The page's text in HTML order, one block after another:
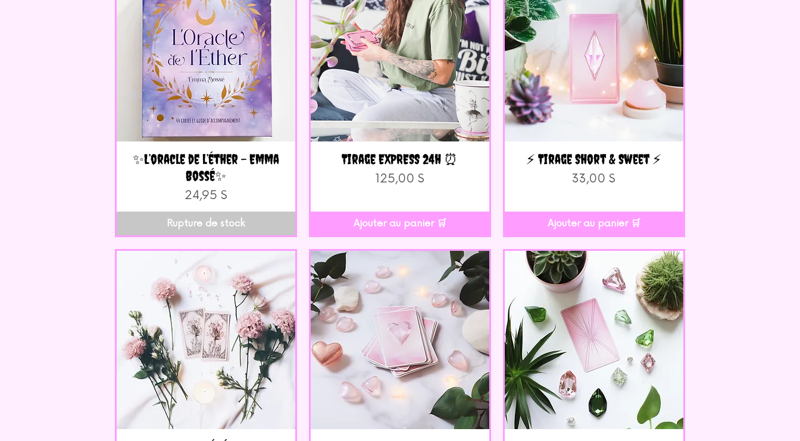
Aperçu rapide
✨L’oracle de l’éther - Emma
Bossé✨
Prix
24,95 $
Rupture de stock
Aperçu rapide
Tirage EXPRESS 24h ⏰
Prix
125,00 $
Ajouter au panier 🛒
Aperçu rapide
⚡️ Tirage Short & Sweet ⚡️
Prix
33,00 $
Ajouter au panier 🛒